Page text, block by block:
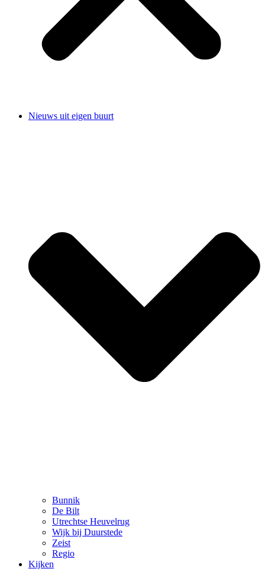
Nieuws uit eigen buurt
Bunnik
De Bilt
Utrechtse Heuvelrug
Wijk bij Duurstede
Zeist
Regio
Kijken